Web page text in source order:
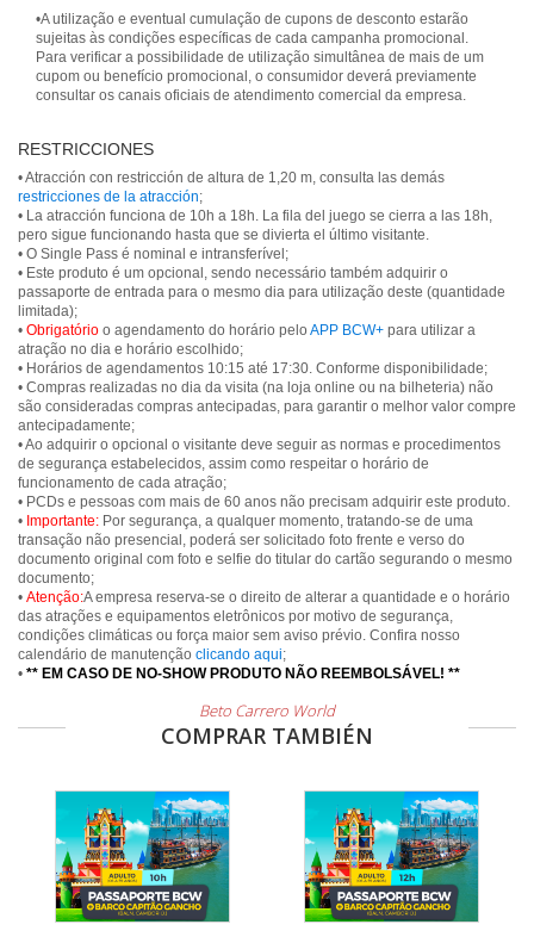
•A utilização e eventual cumulação de cupons de desconto estarão
sujeitas às condições específicas de cada campanha promocional.
Para verificar a possibilidade de utilização simultânea de mais de um
cupom ou benefício promocional, o consumidor deverá previamente
consultar os canais oficiais de atendimento comercial da empresa.
RESTRICCIONES
• Atracción con restricción de altura de 1,20 m, consulta las demás
restricciones de la atracción;
• La atracción funciona de 10h a 18h. La fila del juego se cierra a las 18h,
pero sigue funcionando hasta que se divierta el último visitante.
• O Single Pass é nominal e intransferível;
• Este produto é um opcional, sendo necessário também adquirir o
passaporte de entrada para o mesmo dia para utilização deste (quantidade
limitada);
• Obrigatório o agendamento do horário pelo APP BCW+ para utilizar a
atração no dia e horário escolhido;
• Horários de agendamentos 10:15 até 17:30. Conforme disponibilidade;
• Compras realizadas no dia da visita (na loja online ou na bilheteria) não
são consideradas compras antecipadas, para garantir o melhor valor compre
antecipadamente;
• Ao adquirir o opcional o visitante deve seguir as normas e procedimentos
de segurança estabelecidos, assim como respeitar o horário de
funcionamento de cada atração;
• PCDs e pessoas com mais de 60 anos não precisam adquirir este produto.
• Importante: Por segurança, a qualquer momento, tratando-se de uma
transação não presencial, poderá ser solicitado foto frente e verso do
documento original com foto e selfie do titular do cartão segurando o mesmo
documento;
• Atenção:A empresa reserva-se o direito de alterar a quantidade e o horário
das atrações e equipamentos eletrônicos por motivo de segurança,
condições climáticas ou força maior sem aviso prévio. Confira nosso
calendário de manutenção clicando aqui;
• ** EM CASO DE NO-SHOW PRODUTO NÃO REEMBOLSÁVEL! **
Beto Carrero World
COMPRAR TAMBIÉN